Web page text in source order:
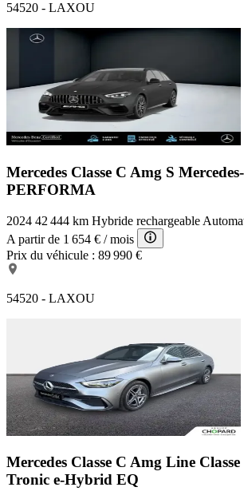
54520 - LAXOU
Mercedes Classe C Amg S
PERFORMA
2024 42 444 km Hybride rechargeable
A partir de 1 654 € / mois
Prix du véhicule : 89 990 €
54520 - LAXOU
Mercedes Classe C Amg Line
Tronic e-Hybrid EQ